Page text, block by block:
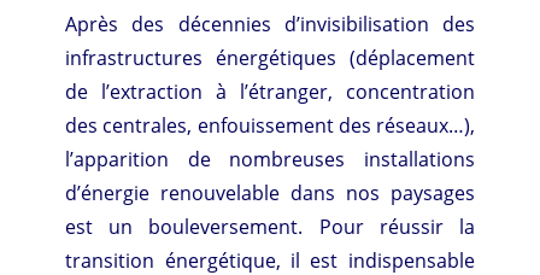
Après des décennies d’invisibilisation des
infrastructures énergétiques (déplacement
de l’extraction à l’étranger, concentration
des centrales, enfouissement des réseaux…),
l’apparition de nombreuses installations
d’énergie renouvelable dans nos paysages
est un bouleversement. Pour réussir la
transition énergétique, il est indispensable